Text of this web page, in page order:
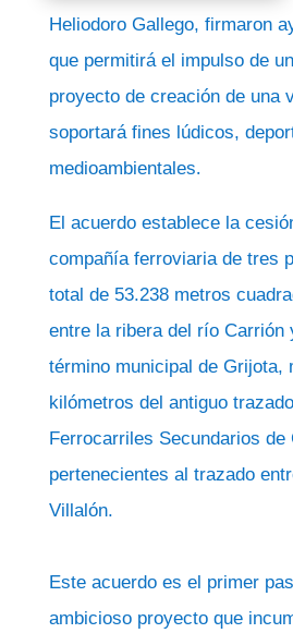
Heliodoro Gallego, firmaron
que permitirá el impulso de
proyecto de creación de una
soportará fines lúdicos,
medioambientales.
El acuerdo establece la
compañía ferroviaria de tres
total de 53.238 metros
entre la ribera del río Carrión
término municipal de Grijota,
kilómetros del antiguo
Ferrocarriles Secundarios de
pertenecientes al trazado
Villalón.
Este acuerdo es el primer
ambicioso proyecto que